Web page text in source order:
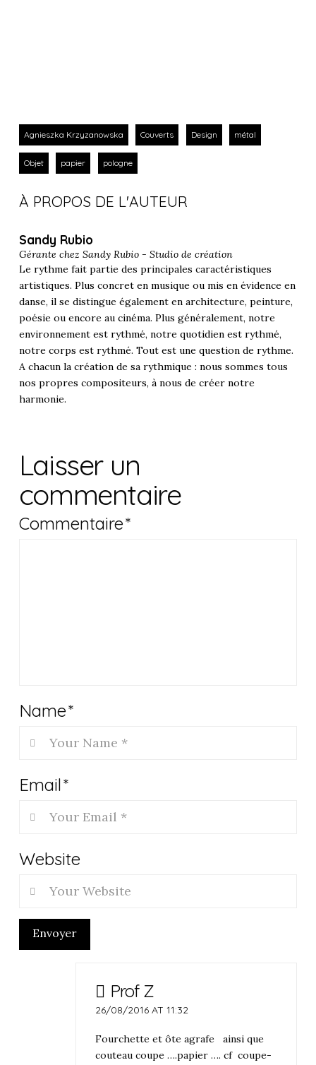
Agnieszka Krzyzanowska Couverts Design métal
Objet papier pologne
À PROPOS DE L'AUTEUR
Sandy Rubio
Gérante chez Sandy Rubio - Studio de création
Le rythme fait partie des principales caractéristiques
artistiques. Plus concret en musique ou mis en évidence en
danse, il se distingue également en architecture, peinture,
poésie ou encore au cinéma. Plus généralement, notre
environnement est rythmé, notre quotidien est rythmé,
notre corps est rythmé. Tout est une question de rythme.
A chacun la création de sa rythmique : nous sommes tous
nos propres compositeurs, à nous de créer notre
harmonie.
Laisser un
commentaire
Commentaire*
Name*
Email*
Website
Envoyer
Prof Z
26/08/2016 AT 11:32
Fourchette et ôte agrafe ainsi que
couteau coupe ….papier …. cf coupe-